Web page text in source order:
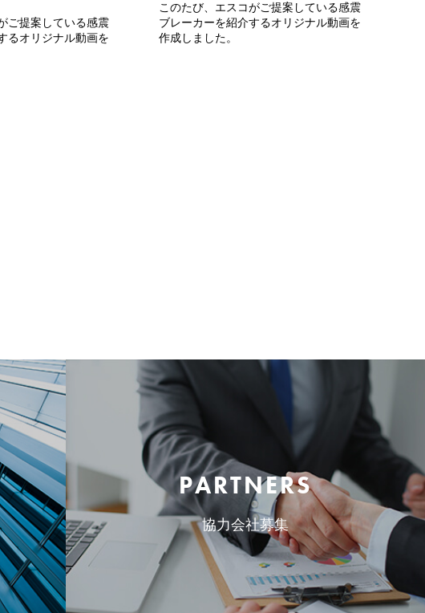
ご提案している感震
るオリジナル動画を
このたび、エスコがご提案している感震
ブレーカーを紹介するオリジナル動画を
作成しました。
PARTNERS
協力会社募集